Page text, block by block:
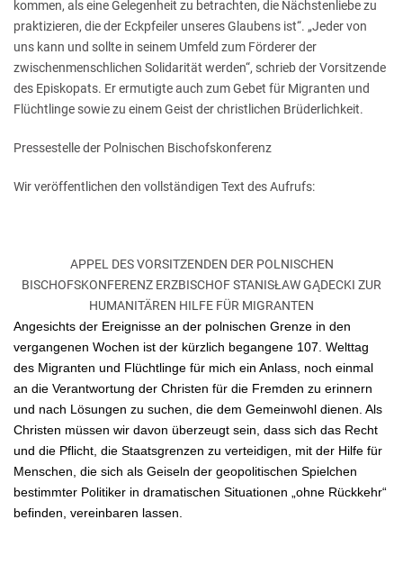
kommen, als eine Gelegenheit zu betrachten, die Nächstenliebe zu
praktizieren, die der Eckpfeiler unseres Glaubens ist“. „Jeder von
uns kann und sollte in seinem Umfeld zum Förderer der
zwischenmenschlichen Solidarität werden“, schrieb der Vorsitzende
des Episkopats. Er ermutigte auch zum Gebet für Migranten und
Flüchtlinge sowie zu einem Geist der christlichen Brüderlichkeit.
Pressestelle der Polnischen Bischofskonferenz
Wir veröffentlichen den vollständigen Text des Aufrufs:
APPEL DES VORSITZENDEN DER POLNISCHEN
BISCHOFSKONFERENZ ERZBISCHOF STANISŁAW GĄDECKI ZUR
HUMANITÄREN HILFE FÜR MIGRANTEN
Angesichts der Ereignisse an der polnischen Grenze in den
vergangenen Wochen ist der kürzlich begangene 107. Welttag
des Migranten und Flüchtlinge für mich ein Anlass, noch einmal
an die Verantwortung der Christen für die Fremden zu erinnern
und nach Lösungen zu suchen, die dem Gemeinwohl dienen. Als
Christen müssen wir davon überzeugt sein, dass sich das Recht
und die Pflicht, die Staatsgrenzen zu verteidigen, mit der Hilfe für
Menschen, die sich als Geiseln der geopolitischen Spielchen
bestimmter Politiker in dramatischen Situationen „ohne Rückkehr“
befinden, vereinbaren lassen.